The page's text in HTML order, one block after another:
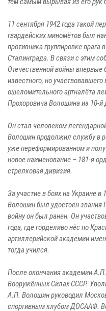
11 сентября 1942 года такой
гвардейских миномётов был
противника группировке
Сталинграда. В связи с этим
Отечественной войны
известного, но участвовавшего
ошеломительного артналёта
Прохоровича Волошина из 10-
Он стал человеком
Волошин продолжил службу в
уже переформированном и
новое наименование – 181-я
стрелковая дивизия.
За участие в боях на Украине в
Волошин был удостоен звания
войну он был ранен. Он
года, где горделиво нёс по
артиллерийской академии
тогда учился.
После окончания академии
Вооружённых Силах СССР.
А.П. Волошин руководил
спортивным клубом ДОСААФ.